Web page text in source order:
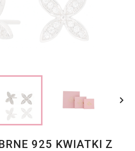

925 KWIATKI Z